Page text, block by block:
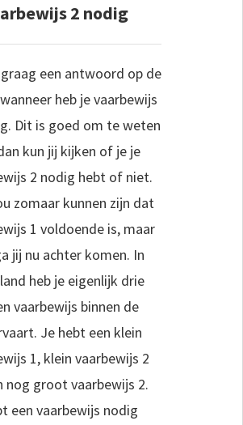
2 nodig
een antwoord op de
heb je vaarbewijs
Dit is goed om te weten
kun jij kijken of je je
2 nodig hebt of niet.
zomaar kunnen zijn dat
1 voldoende is, maar
jij nu achter komen. In
heb je eigenlijk drie
vaarbewijs binnen de
Je hebt een klein
1, klein vaarbewijs 2
nog groot vaarbewijs 2.
een vaarbewijs nodig